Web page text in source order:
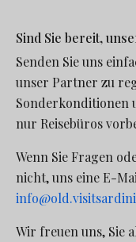
Sind Sie bereit,
Senden Sie uns
unser Partner zu
Sonderkonditionen
nur Reisebüros
Wenn Sie Fragen
nicht, uns eine E-
Wir freuen uns, Sie